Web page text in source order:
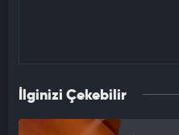
İlginizi Çekebilir